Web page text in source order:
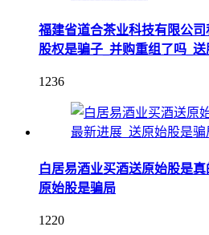
福建省道合茶业科技有限公
股权是骗子_并购重组了吗_
1236
白居易酒业买酒送原始股是
原始股是骗局
1220